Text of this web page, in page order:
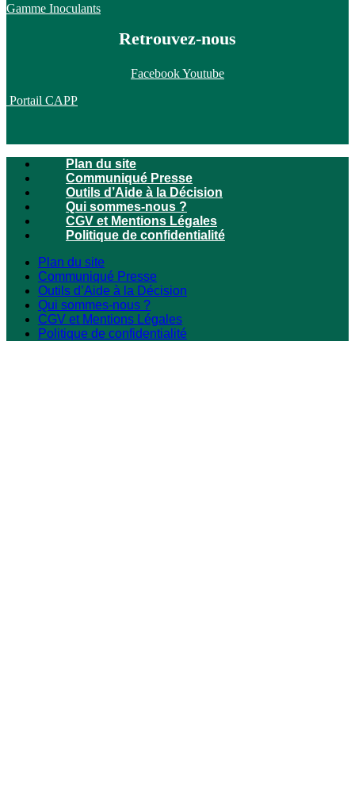
Gamme Inoculants
Retrouvez-nous
FacebookYoutube
Portail CAPP
Plan du site
Communiqué Presse
Outils d’Aide à la Décision
Qui sommes-nous ?
CGV et Mentions Légales
Politique de confidentialité
Plan du site
Communiqué Presse
Outils d’Aide à la Décision
Qui sommes-nous ?
CGV et Mentions Légales
Politique de confidentialité